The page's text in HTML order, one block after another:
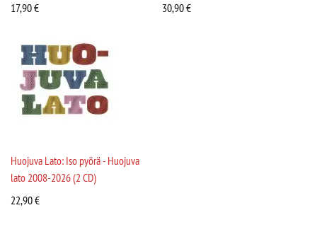
17,90€
30,90€
Huojuva Lato: Iso pyörä - Huojuva
lato 2008-2026 (2 CD)
22,90€